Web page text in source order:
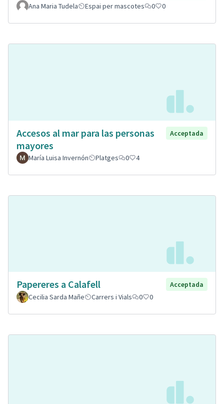
Ana Maria Tudela
Espai per mascotes 0 0
Accesos al mar para las personas
mayores
Acceptada
María Luisa Invernón Platges 0 4
Papereres a Calafell
Acceptada
Cecilia Sarda Mañe
Carrers i Vials 0 0